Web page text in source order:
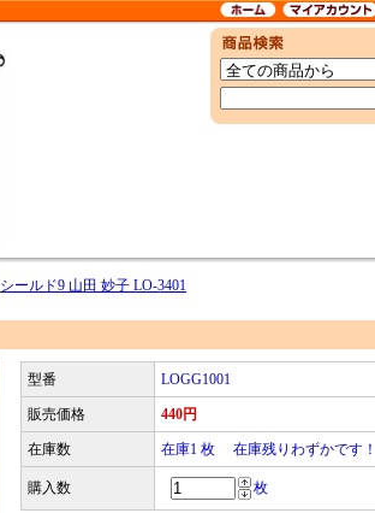
シールド9 山田 妙子 LO-3401
型番 LOGG1001
販売価格 440円
在庫数 在庫1 枚 在庫残りわずかです！
購入数 枚